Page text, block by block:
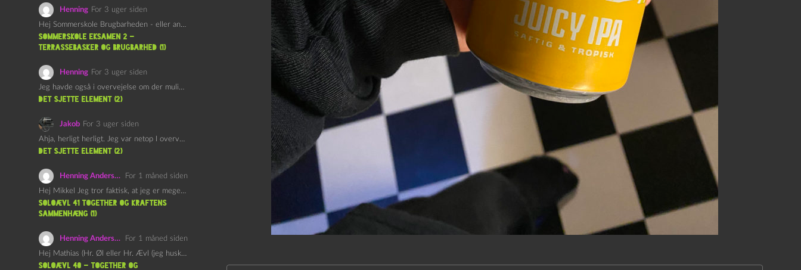
Henning For 3 uger siden
Hej Sommerskole Brugbarheden - eller anvendeligheden - af "Øl&Ævl" er…
Sommerskole Eksamen 2 –
Terrassebasker og Brugbarhed (1)
Henning For 3 uger siden
Jeg havde også i overvejelse om der muligvis kunne være…
det sjette element (2)
Jakob For 3 uger siden
Ahja, herligt herligt. Jeg var netop I overvejelser om at…
det sjette element (2)
Henning Andersen
For 1 måned siden
Hej Mikkel Jeg tror faktisk, at jeg er meget enig…
Soloævl 41 Together og Kraftens
Sammenhæng (1)
Henning Andersen
For 1 måned siden
Hej Mathias (Hr. Øl eller Hr. Ævl (jeg husker ikke…
Soloævl 40 – Together og